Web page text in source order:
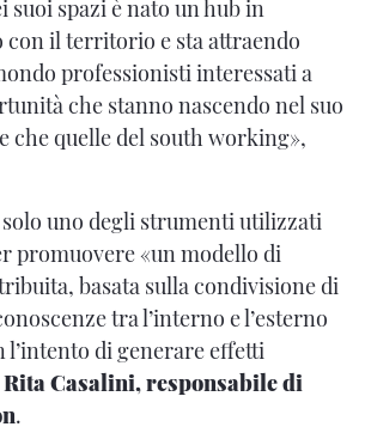
suoi spazi è nato un hub in
con il territorio e sta attraendo
professionisti interessati a
che stanno nascendo nel suo
che quelle del south working»,
uno degli strumenti utilizzati
promuovere «un modello di
basata sulla condivisione di
tra l’interno e l’esterno
l’intento di generare effetti
Rita Casalini, responsabile di
.